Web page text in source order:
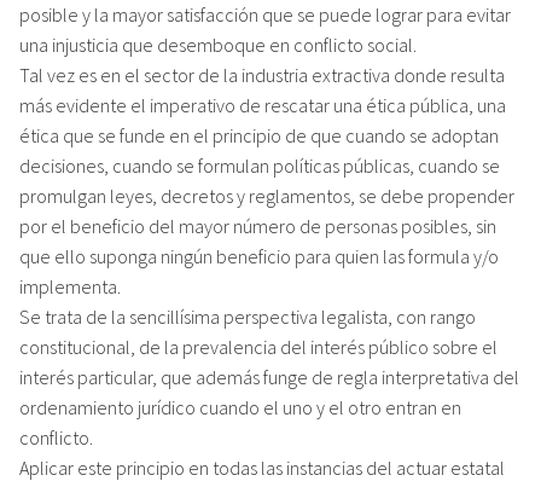
posible y la mayor satisfacción que se puede lograr para evitar
una injusticia que desemboque en conflicto social.
Tal vez es en el sector de la industria extractiva donde resulta
más evidente el imperativo de rescatar una ética pública, una
ética que se funde en el principio de que cuando se adoptan
decisiones, cuando se formulan políticas públicas, cuando se
promulgan leyes, decretos y reglamentos, se debe propender
por el beneficio del mayor número de personas posibles, sin
que ello suponga ningún beneficio para quien las formula y/o
implementa.
Se trata de la sencillísima perspectiva legalista, con rango
constitucional, de la prevalencia del interés público sobre el
interés particular, que además funge de regla interpretativa del
ordenamiento jurídico cuando el uno y el otro entran en
conflicto.
Aplicar este principio en todas las instancias del actuar estatal